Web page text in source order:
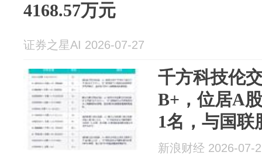
4168.57万元
证券之星AI 2026-07-27
千方科技伦
B+，位居A
1名，与国联
宿科技等
新浪财经 2026-07-